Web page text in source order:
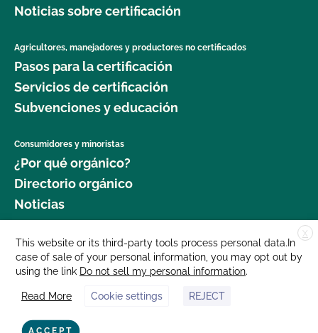
Noticias sobre certificación
Agricultores, manejadores y productores no certificados
Pasos para la certificación
Servicios de certificación
Subvenciones y educación
Consumidores y minoristas
¿Por qué orgánico?
Directorio orgánico
Noticias
Donar
Carreras profesionales
Sala de prensa
Contáctenos
877 Cedar Street, Suite 248, Santa Cruz, CA 95060 © 2025 CCOF.org
X
This website or its third-party tools process personal data.In
case of sale of your personal information, you may opt out by
using the link Do not sell my personal information.
Read More Cookie settings REJECT
ACCEPT